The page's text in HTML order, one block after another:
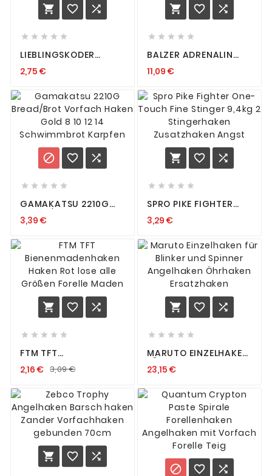
  
    
LIEBLINGSKÖDER
1 2/0 3/0 4/0 5/0 NEO
MIXPAKET 4G - 24G
HAKEN
2,75 €
  
    
BALZER ADRENALIN
BAITFISH KÖDERFISCH
WALLERVORFACH
GRUND
11,09 €
  
    
GAMAKATSU 2210G
BREAD/BROT
VORFACH HAKEN
SCHWIMMBROT
KARPFEN
3,39 €
  
    
SPRO PIKE FIGHTER
STINGER 9,4KG 2
ZUSATZHAKEN ANGST
3,29 €
  
    
FTM TFT
HAKEN ROT LOSE ALLE
ADEN
2,16 € 3,09 €
  
    
MARUTO EINZELHAKEN
FÜR BLINKER UND
SPINNER ANGELHAKEN
ERSATZHAKEN
23,15 €
  
  